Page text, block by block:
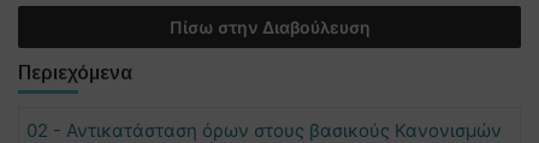
Πίσω στην Διαβούλευση
Περιεχόμενα
02 - Αντικατάσταση όρων στους βασικούς Κανονισμών